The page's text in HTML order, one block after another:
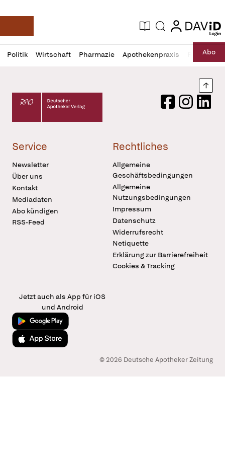
Deutsche Apotheker Zeitung
Aktuelle Ausgabe
Suche login
login
Politik Wirtschaft Pharmazie Apothekenpraxis RechtAbo
Profil
öffnen
Daz
Pur
Deutscher Apotheker Verlag Logo
FacebookInstagram
Service
Newsletter
Über uns
Kontakt
Mediadaten
Abo kündigen
RSS-Feed
Rechtliches
Allgemeine
Geschäftsbedingungen
Allgemeine
Nutzungsbedingungen
Impressum
Datenschutz
Widerrufsrecht
Netiquette
Erklärung zur Barrierefreiheit
Cookies & Tracking
Jetzt auch als App für iOS
und Android
Jetzt bei Google Play
Laden im App Store
© 2026 Deutsche Apotheker Zeitung